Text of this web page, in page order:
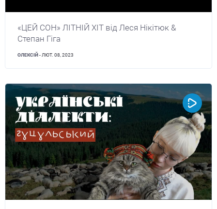
«ЦЕЙ СОН» ЛІТНІЙ ХІТ від Леся Нікітюк &
Степан Гіга
ОЛЕКСІЙ - ЛЮТ. 08, 2023